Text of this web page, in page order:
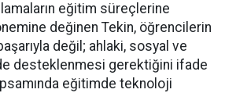
eğitim süreçlerine
değinen Tekin, öğrencilerin
değil; ahlaki, sosyal ve
desteklenmesi gerektiğini ifade
eğitimde teknoloji